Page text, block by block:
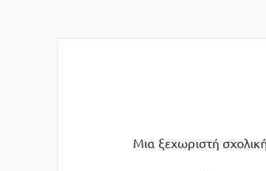
Μια ξεχωριστή